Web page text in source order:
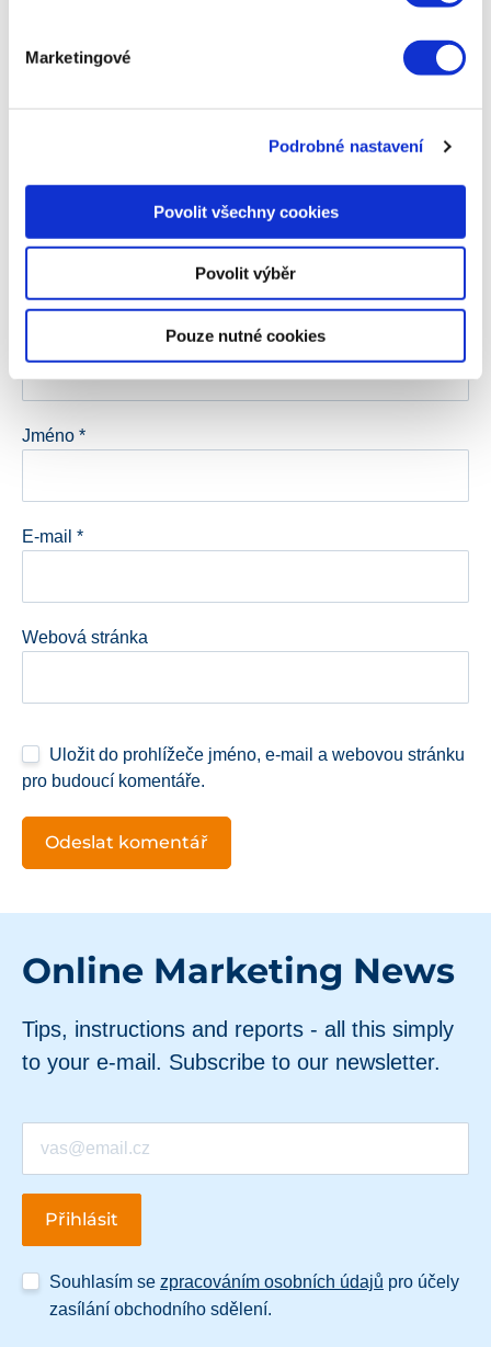
Marketingové
Podrobné nastavení
Povolit všechny cookies
Povolit výběr
Pouze nutné cookies
Napsat komentář
Jméno *
E-mail *
Webová stránka
Uložit do prohlížeče jméno, e-mail a webovou stránku
pro budoucí komentáře.
Online Marketing News
Tips, instructions and reports - all this simply
to your e-mail. Subscribe to our newsletter.
Souhlasím se zpracováním osobních údajů pro účely
zasílání obchodního sdělení.